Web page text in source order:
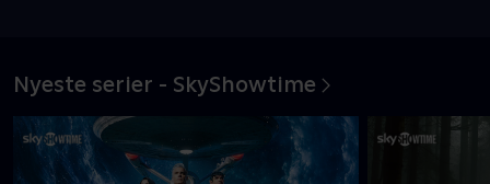
Nyeste serier - SkyShowtime